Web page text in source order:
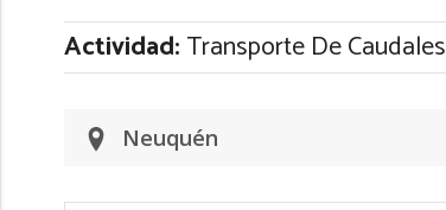
Actividad:Transporte De Caudales
Neuquén